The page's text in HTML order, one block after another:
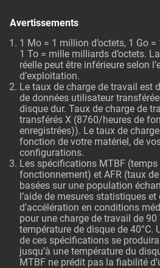
Avertissements
1 Mo = 1 million d’octets, 1 Go
1 To = mille milliards d’octets.
réelle peut être inférieure selon
d’exploitation.
Le taux de charge de travail est
de données utilisateur
disque dur. Taux de charge de
transférés X (8760/heures de
enregistrées)). Le taux de
fonction de votre matériel, de
configurations.
Les spécifications MTBF (temps
fonctionnement) et AFR (taux
basées sur une population
l’aide de mesures statistiques et
d’accélération en conditions
pour une charge de travail de
température de disque de 40°C.
de ces spécifications se
jusqu’à une température du
MTBF ne prédit pas la fiabilité